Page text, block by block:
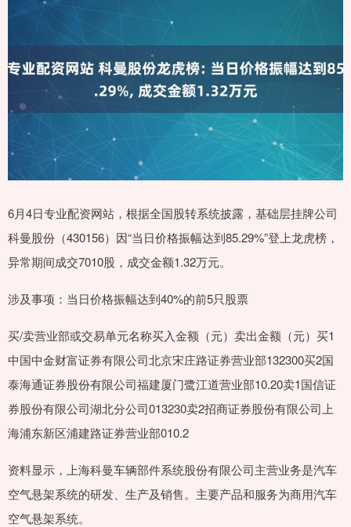
6月4日专业配资网站，根据全国股转系统披露，基础层挂牌公司
科曼股份（430156）因“当日价格振幅达到85.29%”登上龙虎榜，
异常期间成交7010股，成交金额1.32万元。
涉及事项：当日价格振幅达到40%的前5只股票
买/卖营业部或交易单元名称买入金额（元）卖出金额（元）买1
中国中金财富证券有限公司北京宋庄路证券营业部132300买2国
泰海通证券股份有限公司福建厦门鹭江道营业部10.20卖1国信证
券股份有限公司湖北分公司013230卖2招商证券股份有限公司上
海浦东新区浦建路证券营业部010.2
资料显示，上海科曼车辆部件系统股份有限公司主营业务是汽车
空气悬架系统的研发、生产及销售。主要产品和服务为商用汽车
空气悬架系统。